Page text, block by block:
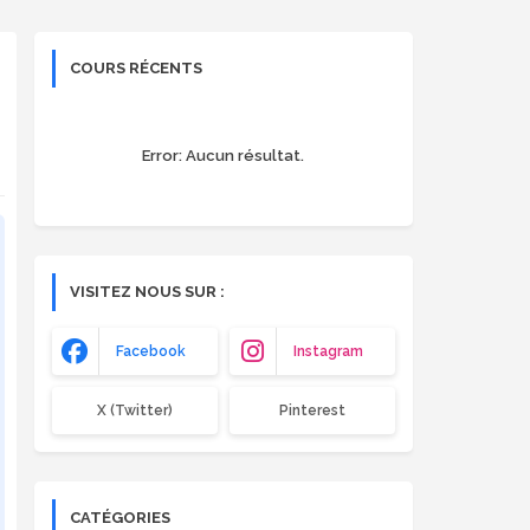
COURS RÉCENTS
Error: Aucun résultat.
VISITEZ NOUS SUR :
Facebook Instagram
X (Twitter) Pinterest
CATÉGORIES